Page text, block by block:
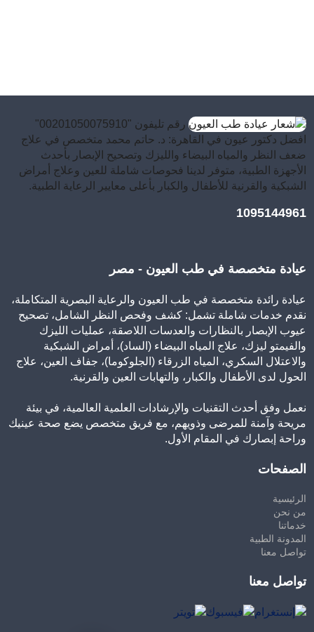
رقم تليفون "00201050075910"
افضل دكتور عيون في القاهرة: د. حاتم محمد متخصص في علاج
ضعف النظر والمياه البيضاء والليزك وتصحيح الإبصار بأحدث
الأجهزة الطبية، متوفر لدينا فحوصات شاملة للعين وعلاج أمراض
الشبكية والقرنية للأطفال والكبار بأعلى معايير الرعاية الطبية.
1095144961
عيادة متخصصة في طب العيون - مصر
عيادة رائدة متخصصة في طب العيون والرعاية البصرية المتكاملة،
نقدم خدمات شاملة تشمل: كشف وفحص النظر الشامل، تصحيح
عيوب الإبصار بالنظارات والعدسات اللاصقة، عمليات الليزك
والفيمتو ليزك، علاج المياه البيضاء (الساد)، أمراض الشبكية
والاعتلال السكري، المياه الزرقاء (الجلوكوما)، جفاف العين، علاج
الحول لدى الأطفال والكبار، والتهابات العين والقرنية.
نعمل وفق أحدث التقنيات والإرشادات العلمية العالمية، في بيئة
مريحة وآمنة للمرضى وذويهم، مع فريق متخصص يضع صحة عينيك
وراحة إبصارك في المقام الأول.
الصفحات
الرئيسية
من نحن
خدماتنا
المدونة الطبية
تواصل معنا
تواصل معنا